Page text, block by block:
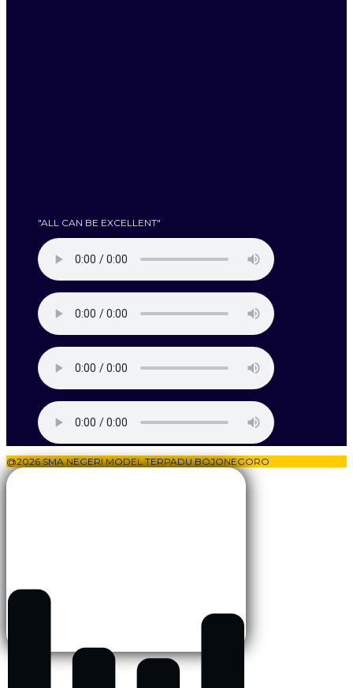
"ALL CAN BE EXCELLENT"
@2026 SMA NEGERI MODEL TERPADU BOJONEGORO